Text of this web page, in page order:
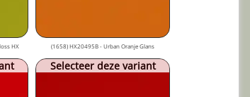
HX (1658) HX20495B - Urban Oranje Glans
Selecteer deze variant